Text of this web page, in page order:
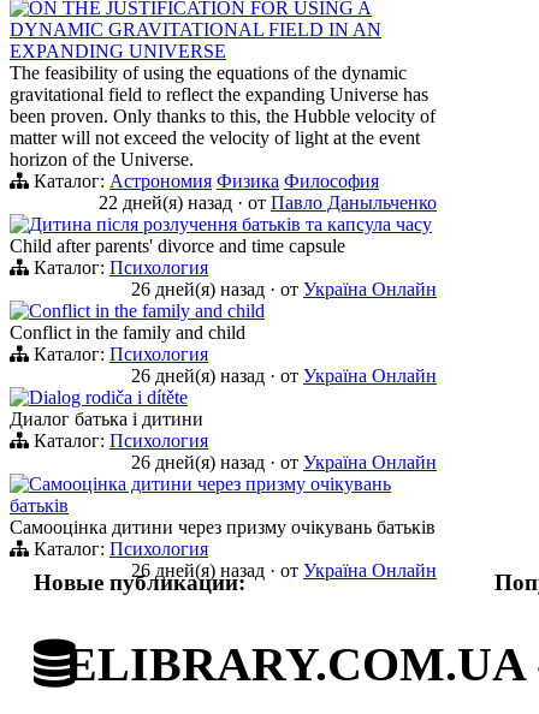
ON THE JUSTIFICATION FOR USING A
DYNAMIC GRAVITATIONAL FIELD IN AN
EXPANDING UNIVERSE
The feasibility of using the equations of the dynamic
gravitational field to reflect the expanding Universe has
been proven. Only thanks to this, the Hubble velocity of
matter will not exceed the velocity of light at the event
horizon of the Universe.
Каталог: Астрономия Физика Философия
22 дней(я) назад · от Павло Даныльченко
Дитина після розлучення батьків та капсула часу
Child after parents' divorce and time capsule
Каталог: Психология
26 дней(я) назад · от Україна Онлайн
Conflict in the family and child
Conflict in the family and child
Каталог: Психология
26 дней(я) назад · от Україна Онлайн
Dialog rodiča i dítěte
Диалог батька і дитини
Каталог: Психология
26 дней(я) назад · от Україна Онлайн
Самооцінка дитини через призму очікувань
батьків
Самооцінка дитини через призму очікувань батьків
Каталог: Психология
26 дней(я) назад · от Україна Онлайн
Новые публикации:
ELIBRARY.COM.UA